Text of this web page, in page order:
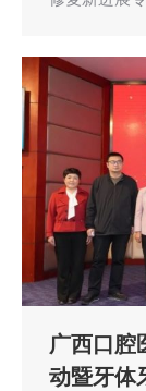
广西口腔
动暨牙体